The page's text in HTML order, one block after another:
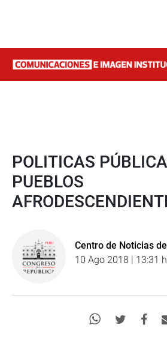
POLITICAS
PUEBLOS
Centro de Noticias
10 Ago 2018 | 13:31 h